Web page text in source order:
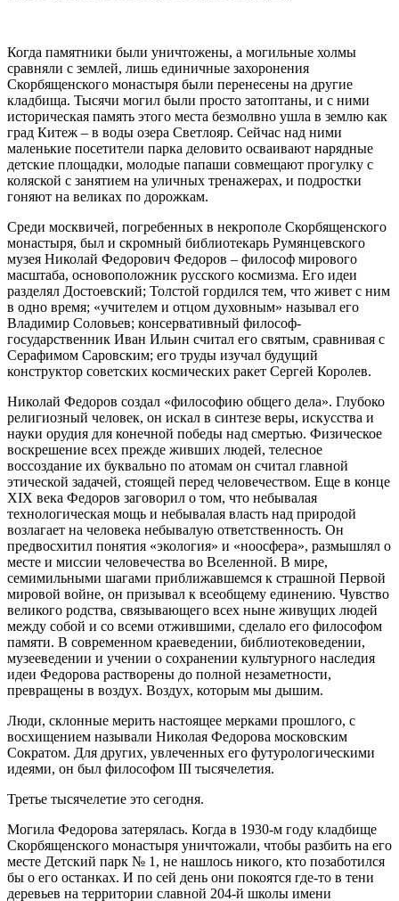
Когда памятники были уничтожены, а могильные холмы
сравняли с землей, лишь единичные захоронения
Скорбященского монастыря были перенесены на другие
кладбища. Тысячи могил были просто затоптаны, и с ними
историческая память этого места безмолвно ушла в землю как
град Китеж – в воды озера Светлояр. Сейчас над ними
маленькие посетители парка деловито осваивают нарядные
детские площадки, молодые папаши совмещают прогулку с
коляской с занятием на уличных тренажерах, и подростки
гоняют на великах по дорожкам.
Среди москвичей, погребенных в некрополе Скорбященского
монастыря, был и скромный библиотекарь Румянцевского
музея Николай Федорович Федоров – философ мирового
масштаба, основоположник русского космизма. Его идеи
разделял Достоевский; Толстой гордился тем, что живет с ним
в одно время; «учителем и отцом духовным» называл его
Владимир Соловьев; консервативный философ-
государственник Иван Ильин считал его святым, сравнивая с
Серафимом Саровским; его труды изучал будущий
конструктор советских космических ракет Сергей Королев.
Николай Федоров создал «философию общего дела». Глубоко
религиозный человек, он искал в синтезе веры, искусства и
науки орудия для конечной победы над смертью. Физическое
воскрешение всех прежде живших людей, телесное
воссоздание их буквально по атомам он считал главной
этической задачей, стоящей перед человечеством. Еще в конце
XIX века Федоров заговорил о том, что небывалая
технологическая мощь и небывалая власть над природой
возлагает на человека небывалую ответственность. Он
предвосхитил понятия «экология» и «ноосфера», размышлял о
месте и миссии человечества во Вселенной. В мире,
семимильными шагами приближавшемся к страшной Первой
мировой войне, он призывал к всеобщему единению. Чувство
великого родства, связывающего всех ныне живущих людей
между собой и со всеми отжившими, сделало его философом
памяти. В современном краеведении, библиотековедении,
музееведении и учении о сохранении культурного наследия
идеи Федорова растворены до полной незаметности,
превращены в воздух. Воздух, которым мы дышим.
Люди, склонные мерить настоящее мерками прошлого, с
восхищением называли Николая Федорова московским
Сократом. Для других, увлеченных его футурологическими
идеями, он был философом III тысячелетия.
Третье тысячелетие это сегодня.
Могила Федорова затерялась. Когда в 1930-м году кладбище
Скорбященского монастыря уничтожали, чтобы разбить на его
месте Детский парк № 1, не нашлось никого, кто позаботился
бы о его останках. И по сей день они покоятся где-то в тени
деревьев на территории славной 204-й школы имени